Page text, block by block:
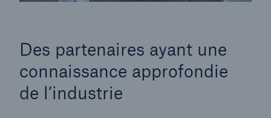
Des partenaires ayant une
connaissance approfondie
de l’industrie